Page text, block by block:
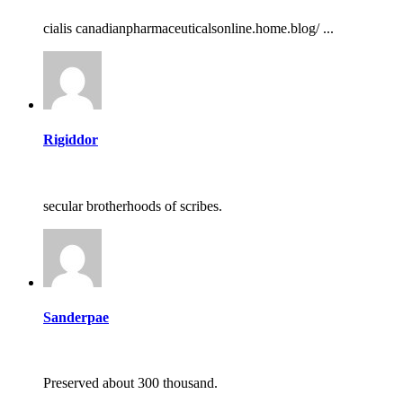
cialis canadianpharmaceuticalsonline.home.blog/ ...
Rigiddor
secular brotherhoods of scribes.
Sanderpae
Preserved about 300 thousand.